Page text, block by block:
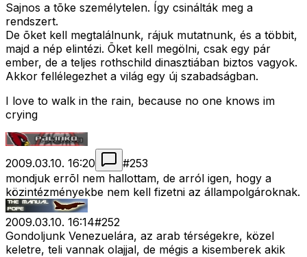
Sajnos a tõke személytelen. Így csinálták meg a
rendszert.
De õket kell megtalálnunk, rájuk mutatnunk, és a többit,
majd a nép elintézi. Õket kell megölni, csak egy pár
ember, de a teljes rothschild dinasztiában biztos vagyok.
Akkor fellélegezhet a világ egy új szabadságban.
I love to walk in the rain, because no one knows im
crying
2009.03.10. 16:20 #253
mondjuk errõl nem hallottam, de arról igen, hogy a
közintézményekbe nem kell fizetni az állampolgároknak.
2009.03.10. 16:14#252
Gondoljunk Venezuelára, az arab térségekre, közel
keletre, teli vannak olajjal, de mégis a kisemberek akik